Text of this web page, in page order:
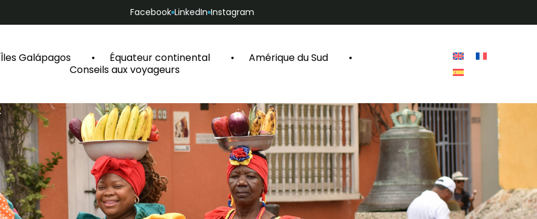
Facebook LinkedIn Instagram
Îles Galápagos Équateur continental
Amérique du Sud
Conseils aux voyageurs